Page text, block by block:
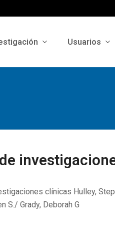
Usuarios
clínicas Hulley,
S./ Grady, Deborah G